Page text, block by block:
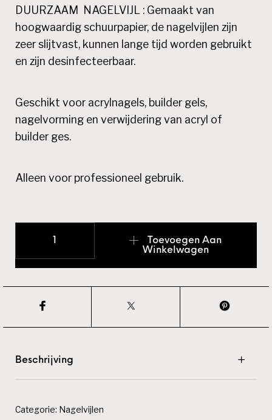
DUURZAAM NAGELVIJL : Gemaakt van
hoogwaardig schuurpapier, de nagelvijlen zijn
zeer slijtvast, kunnen lange tijd worden gebruikt
en zijn desinfecteerbaar.
Geschikt voor acrylnagels, builder gels,
nagelvorming en verwijdering van acryl of
builder ges.
Alleen voor professioneel gebruik.
Toevoegen Aan
Winkelwagen
Beschrijving
Categorie: Nagelvijlen